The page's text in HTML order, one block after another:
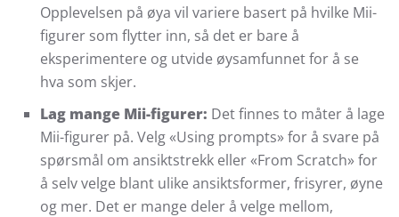
Opplevelsen på øya vil variere basert på hvilke Mii-
figurer som flytter inn, så det er bare å
eksperimentere og utvide øysamfunnet for å se
hva som skjer.
Lag mange Mii-figurer: Det finnes to måter å lage
Mii-figurer på. Velg «Using prompts» for å svare på
spørsmål om ansiktstrekk eller «From Scratch» for
å selv velge blant ulike ansiktsformer, frisyrer, øyne
og mer. Det er mange deler å velge mellom,